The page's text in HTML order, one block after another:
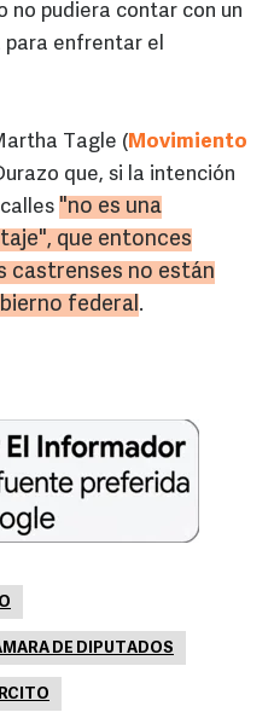
no pudiera contar con un
para enfrentar el
Tagle (Movimiento
que, si la intención
"no es una
que entonces
castrenses no están
federal.
DE DIPUTADOS